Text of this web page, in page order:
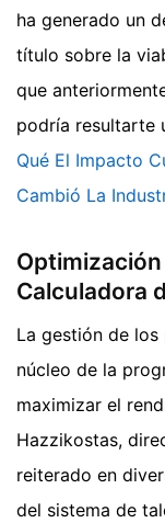
ha generado un
título sobre la
que
podría resultarte
Qué El Impacto
Cambió La
Calculadora
La gestión de
núcleo de la
maximizar el
Hazzikostas,
reiterado en
del sistema de